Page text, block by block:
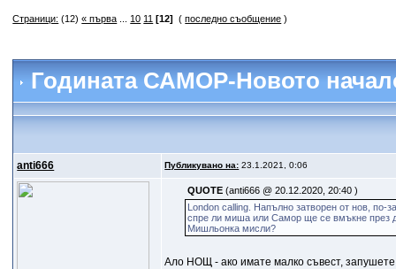
Страници: (12)« първа 10 11 [12] (последно съобщение )
Годината САМОР-Новото
anti666 Публикувано на: 23.1.2021, 0:06
QUOTE (anti666 @ 20.12.2020, 20:40 )
London calling. Напълно затворен от нов,
спре ли миша или Самор ще се вмъкне през
Мишльонка мисли?
Ало НОЩ - ако имате малко съвест,